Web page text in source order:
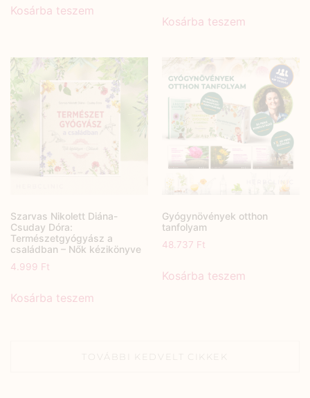
Kosárba teszem
Kosárba teszem
Szarvas Nikolett Diána-
Csuday Dóra:
Természetgyógyász a
családban – Nők kézikönyve
4.999 Ft
Kosárba teszem
Gyógynövények otthon
tanfolyam
48.737 Ft
Kosárba teszem
TOVÁBBI KEDVELT CIKKEK